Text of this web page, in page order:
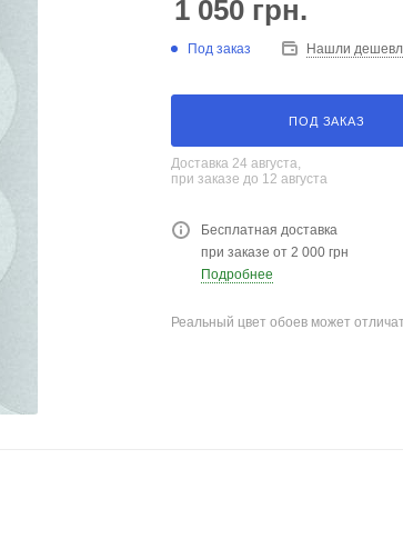
1 050 грн.
Под заказ Нашли
ПОД ЗАКАЗ
Доставка 24 августа,
при заказе до 12 августа
Бесплатная доставка
при заказе от 2 000 грн
Подробнее
Реальный цвет обоев может